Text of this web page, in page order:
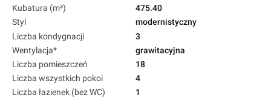
Kubatura (m³)
475.40
Styl
modernistyczny
Liczba kondygnacji
3
Wentylacja*
grawitacyjna
Liczba pomieszczeń
18
Liczba wszystkich pokoi
4
Liczba łazienek (bez WC)
1